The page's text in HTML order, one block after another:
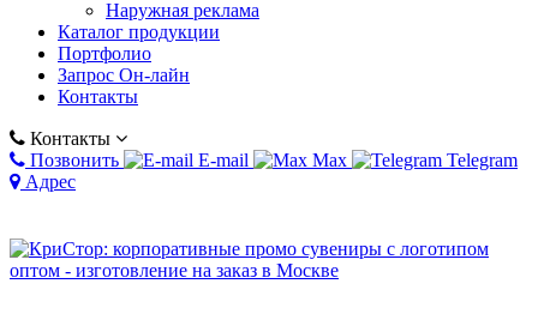
Наружная реклама
Каталог продукции
Портфолио
Запрос Он-лайн
Контакты
Контакты
Позвонить
E-mail Max
Telegram
Адрес